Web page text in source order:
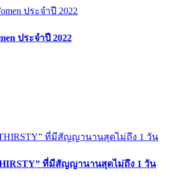
ประจำปี 2022
ที่มีสัญญานานสุดไม่ถึง 1 วัน